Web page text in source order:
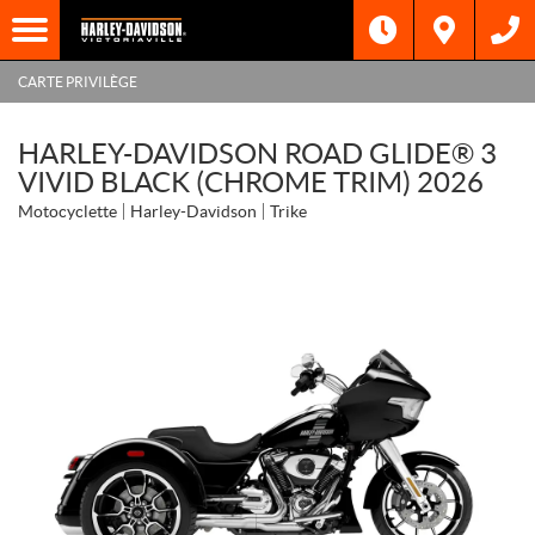
CARTE PRIVILÈGE
HARLEY-DAVIDSON ROAD GLIDE® 3
VIVID BLACK (CHROME TRIM) 2026
Motocyclette Harley-Davidson Trike